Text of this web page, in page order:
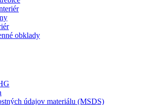
obklady
údajov materiálu (MSDS)